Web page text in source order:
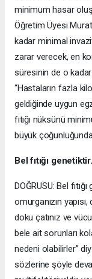
minimum hasar
Öğretim Üyesi
kadar minimal
zarar verecek, en
süresinin de o
“Hastaların fazla
geldiğinde uygun
fıtığı nüksünü
büyük
Bel fıtığı
DOĞRUSU: Bel
omurganızın
doku çatınız ve
bele ait sorunları
nedeni olabilirler”
sözlerine şöyle